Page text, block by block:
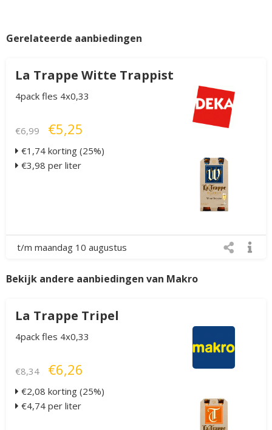
Gerelateerde aanbiedingen
La Trappe Witte Trappist
4pack fles 4x0,33
€6,99 €5,25
€1,74 korting (25%)
€3,98 per liter
t/m maandag 10 augustus
Bekijk andere aanbiedingen van Makro
La Trappe Tripel
4pack fles 4x0,33
€8,34 €6,26
€2,08 korting (25%)
€4,74 per liter